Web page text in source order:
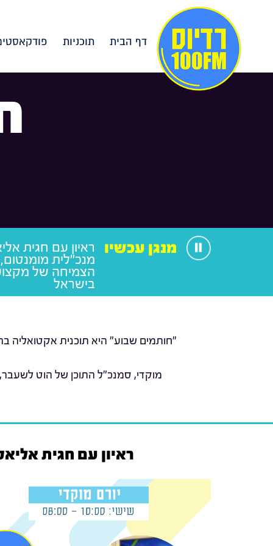
דף הבית תוכניות
מנגן עכשיו ראיון עם חגית
מנכ"לית
הצמיחה של
בישראל
"חותמים שבוע" היא תוכנית אקטואליה
מוקדי, סמנכ"ל התוכן של הוט
ראיון עם חגית